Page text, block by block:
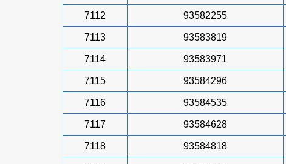
7112 93582255
7113 93583819
7114 93583971
7115 93584296
7116 93584535
7117 93584628
7118 93584818